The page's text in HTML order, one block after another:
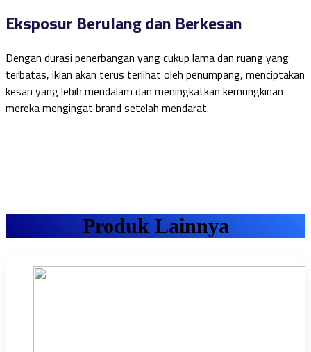
Eksposur Berulang dan Berkesan
Dengan durasi penerbangan yang cukup lama dan ruang yang
terbatas, iklan akan terus terlihat oleh penumpang, menciptakan
kesan yang lebih mendalam dan meningkatkan kemungkinan
mereka mengingat brand setelah mendarat.
Produk Lainnya